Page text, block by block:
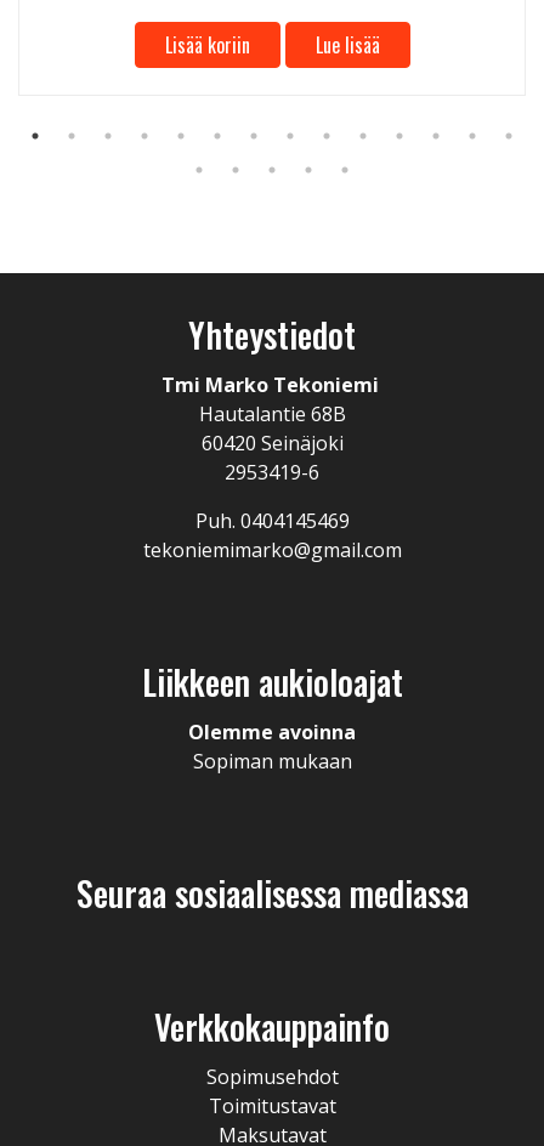
Lisää koriin Lue lisää
Yhteystiedot
Tmi Marko Tekoniemi
Hautalantie 68B
60420 Seinäjoki
2953419-6
Puh. 0404145469
tekoniemimarko@gmail.com
Liikkeen aukioloajat
Olemme avoinna
Sopiman mukaan
Seuraa sosiaalisessa mediassa
Verkkokauppainfo
Sopimusehdot
Toimitustavat
Maksutavat